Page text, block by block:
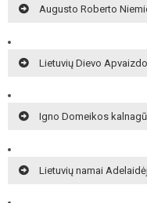
Augusto Roberto
Lietuvių Dievo
Igno Domeikos
Lietuvių namai